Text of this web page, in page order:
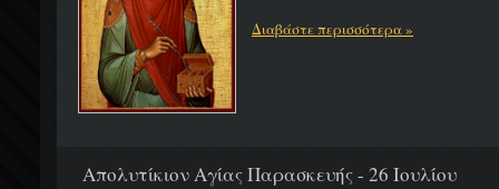
Διαβάστε περισσότερα »
Απολυτίκιον Αγίας Παρασκευής - 26 Ιουλίου